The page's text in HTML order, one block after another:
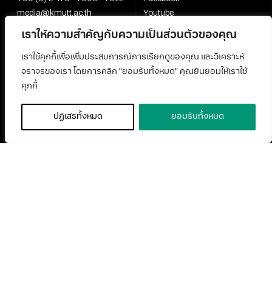
เราให้ความสำคัญกับความเป็นส่วนตัวของคุณ
เราใช้คุกกี้เพื่อเพิ่มประสบการณ์การเรียกดูของคุณ และวิเคราะห์
จราจรของเรา โดยการคลิก "ยอมรับทั้งหมด" คุณยินยอมให้เราใช้
คุกกี้
ปฏิเสธทั้งหมด ยอมรับทั้งหมด
media@kmutt.ac.th
Youtube